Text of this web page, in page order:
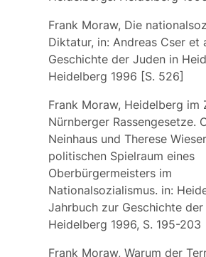
Frank Moraw, Die
Diktatur, in: Andreas Cser et
Geschichte der Juden in
Heidelberg 1996 [S. 526]
Frank Moraw, Heidelberg im
Nürnberger Rassengesetze.
Neinhaus und Therese
politischen Spielraum eines
Oberbürgermeisters im
Nationalsozialismus. in:
Jahrbuch zur Geschichte der
Heidelberg 1996, S. 195-203
Frank Moraw, Warum der